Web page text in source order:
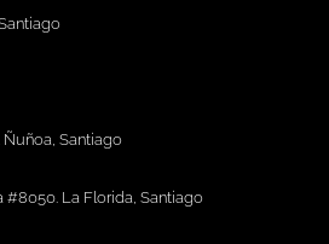
Ñuñoa, Santiago
#8050. La Florida, Santiago